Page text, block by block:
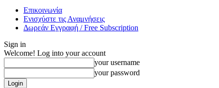
Επικοινωνία
Ενισχύστε τις Αναμνήσεις
Δωρεάν Εγγραφή / Free Subscription
Sign in
Welcome! Log into your account
your username
your password